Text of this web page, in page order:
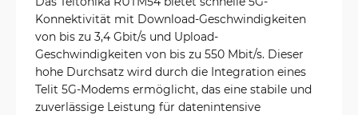
Konnektivität mit Download-Geschwindigkeiten
von bis zu 3,4 Gbit/s und Upload-
Geschwindigkeiten von bis zu 550 Mbit/s. Dieser
hohe Durchsatz wird durch die Integration eines
Telit 5G-Modems ermöglicht, das eine stabile und
zuverlässige Leistung für datenintensive